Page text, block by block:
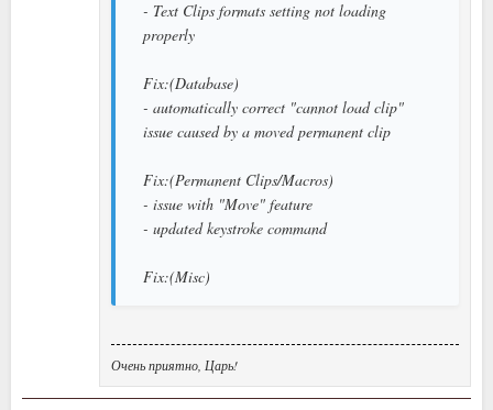
- Text Clips formats setting not loading
properly
Fix:(Database)
- automatically correct "cannot load clip"
issue caused by a moved permanent clip
Fix:(Permanent Clips/Macros)
- issue with "Move" feature
- updated keystroke command
Fix:(Misc)
Очень приятно, Царь!